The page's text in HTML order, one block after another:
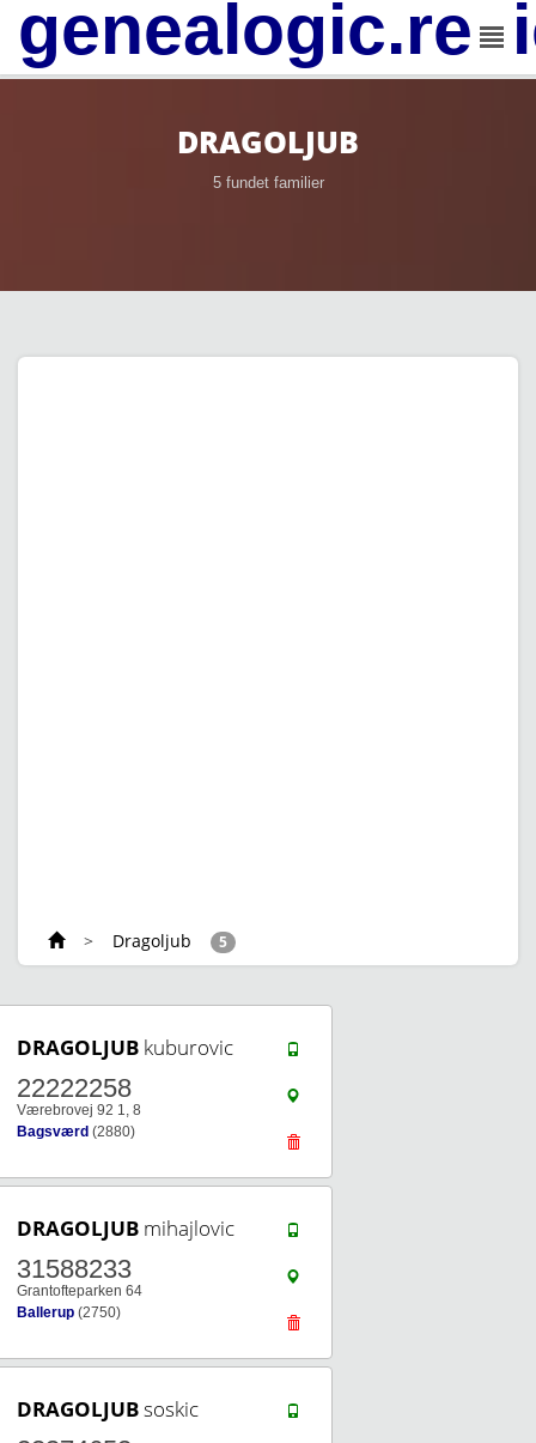
DRAGOLJUB
5 fundet familier
> Dragoljub 5
DRAGOLJUB kuburovic
22222258
Værebrovej 92 1, 8
Bagsværd (2880)
DRAGOLJUB mihajlovic
31588233
Grantofteparken 64
Ballerup (2750)
DRAGOLJUBsoskic